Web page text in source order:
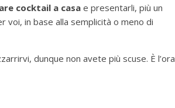
cocktail a casae presentarli, più un
voi, in base alla semplicità o meno di
dunque non avete più scuse. È l’ora